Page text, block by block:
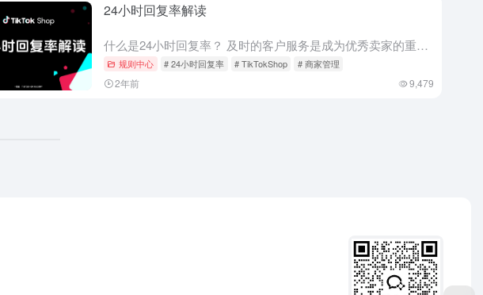
24小时回复率解读
什么是24小时回复率？ 及时的客户服务是成为优秀卖家的重要因素。24小时回复率指您（或您的客服代理）在24小时内回复买家发起的聊天会话的占比。其计算方法是您在24小时内回复的聊天数量除以所有买家发起的...
规则中心 # 24小时回复率 # TikTokShop # 商家管理
2年前 9,479